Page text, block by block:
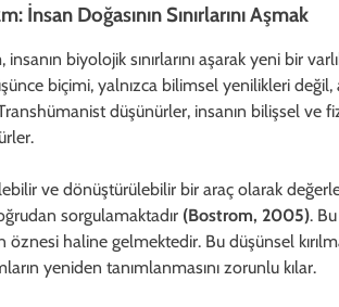
İnsan Doğasının Sınırlarını Aşmak
biyolojik sınırlarını aşarak yeni bir
biçimi, yalnızca bilimsel yenilikleri
düşünürler, insanın bilişsel ve
ve dönüştürülebilir bir araç olarak
sorgulamaktadır (Bostrom, 2005).
öznesi haline gelmektedir. Bu düşünsel
yeniden tanımlanmasını zorunlu kılar.